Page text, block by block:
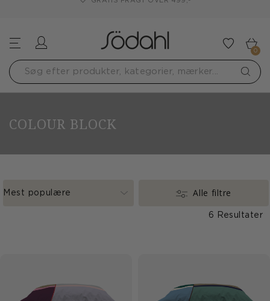
Tilføj
0
COLOUR BLOCK
Alle filtre
6 Resultater